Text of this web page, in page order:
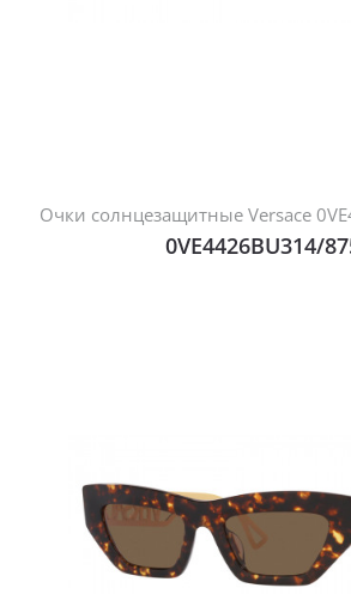
Очки солнцезащитные Versace
0VE4426BU314/